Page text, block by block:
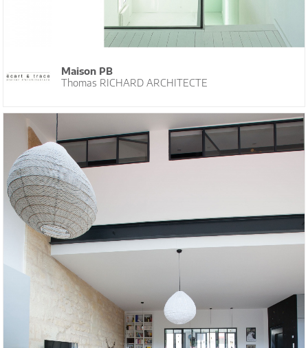
Maison PB
Thomas RICHARD ARCHITECTE